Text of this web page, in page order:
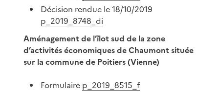
Décision rendue le 18/10/2019
p_2019_8748_di
Aménagement de l’îlot sud de la zone
d’activités économiques de Chaumont située
sur la commune de Poitiers (Vienne)
Formulaire p_2019_8515_f